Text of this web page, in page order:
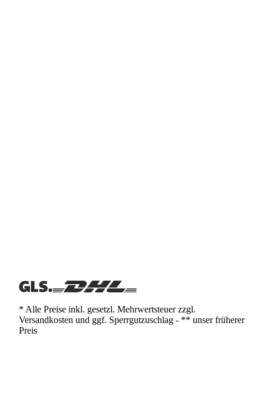
* Alle Preise inkl. gesetzl. Mehrwertsteuer zzgl.
Versandkosten und ggf. Sperrgutzuschlag - ** unser früherer
Preis